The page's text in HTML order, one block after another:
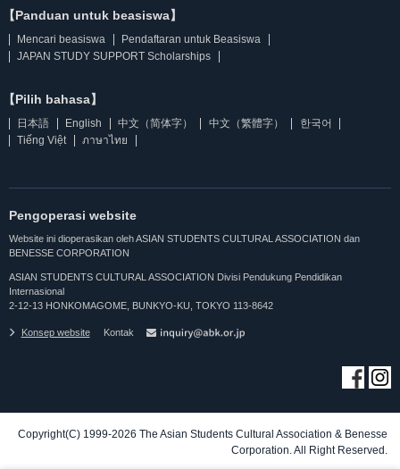
【Panduan untuk beasiswa】
Mencari beasiswa
Pendaftaran untuk Beasiswa
JAPAN STUDY SUPPORT Scholarships
【Pilih bahasa】
日本語 English 中文（简体字） 中文（繁體字）
한국어
Tiếng Việt
ภาษาไทย
Pengoperasi website
Website ini dioperasikan oleh ASIAN STUDENTS CULTURAL ASSOCIATION dan
BENESSE CORPORATION
ASIAN STUDENTS CULTURAL ASSOCIATION Divisi Pendukung Pendidikan
Internasional
2-12-13 HONKOMAGOME, BUNKYO-KU, TOKYO 113-8642
Konsep website Kontak
Copyright(C) 1999-2026 The Asian Students Cultural Association & Benesse
Corporation. All Right Reserved.